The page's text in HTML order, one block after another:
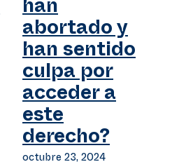
han
abortado y
han sentido
culpa por
acceder a
este
derecho?
octubre 23, 2024